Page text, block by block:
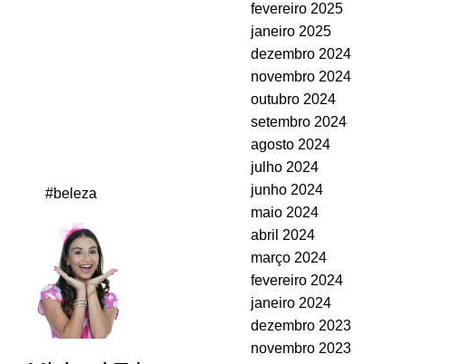
#beleza
fevereiro 2025
janeiro 2025
dezembro 2024
novembro 2024
outubro 2024
setembro 2024
agosto 2024
julho 2024
junho 2024
maio 2024
abril 2024
março 2024
fevereiro 2024
janeiro 2024
dezembro 2023
novembro 2023